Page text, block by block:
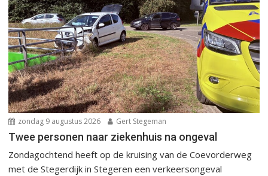
zondag 9 augustus 2026 Gert Stegeman
Twee personen naar ziekenhuis na ongeval
Zondagochtend heeft op de kruising van de Coevorderweg
met de Stegerdijk in Stegeren een verkeersongeval